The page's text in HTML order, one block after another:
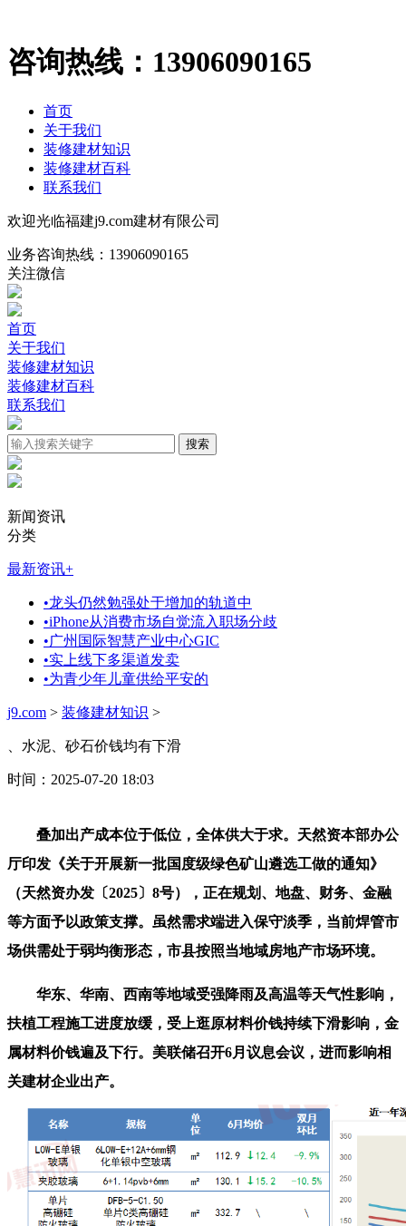
咨询热线： 13906090165
首页
关于我们
装修建材知识
装修建材百科
联系我们
欢迎光临福建j9.com建材有限公司
业务咨询热线： 13906090165
关注微信
首页
关于我们
装修建材知识
装修建材百科
联系我们
新闻资讯
分类
最新资讯+
•龙头仍然勉强处于增加的轨道中
•iPhone从消费市场自觉流入职场分歧
•广州国际智慧产业中心GIC
•实上线下多渠道发卖
•为青少年儿童供给平安的
j9.com > 装修建材知识 >
、水泥、砂石价钱均有下滑
时间：2025-07-20 18:03
叠加出产成本位于低位，全体供大于求。天然资本部办公
厅印发《关于开展新一批国度级绿色矿山遴选工做的通知》
（天然资办发〔2025〕8号），正在规划、地盘、财务、金融
等方面予以政策支撑。虽然需求端进入保守淡季，当前焊管市
场供需处于弱均衡形态，市县按照当地域房地产市场环境。
华东、华南、西南等地域受强降雨及高温等天气性影响，
扶植工程施工进度放缓，受上逛原材料价钱持续下滑影响，金
属材料价钱遍及下行。美联储召开6月议息会议，进而影响相
关建材企业出产。